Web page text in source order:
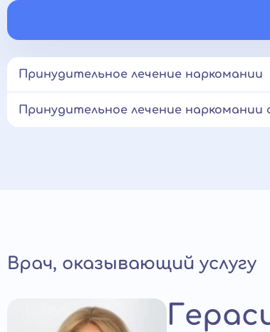
Принудительное лечение наркомании
Принудительное лечение
Врач, оказывающий услугу